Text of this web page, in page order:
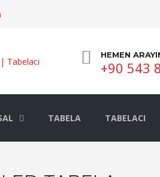
HEMEN
+90 543
TABELA TABELACI